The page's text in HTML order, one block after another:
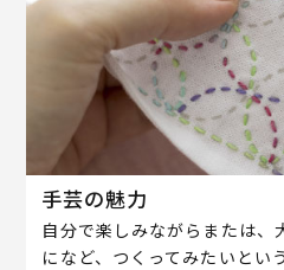
手芸の魅力
自分で楽しみながらまたは、
になど、つくってみたいとい